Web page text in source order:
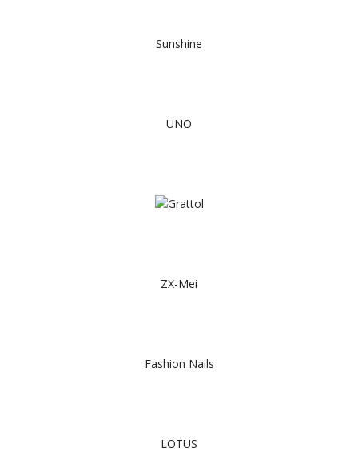
Sunshine
UNO
ZX-Mei
Fashion Nails
LOTUS